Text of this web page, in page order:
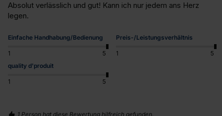
Absolut verlässlich und gut! Kann ich nur jedem ans Herz
legen.
Einfache Handhabung/Bedienung
1 5
Preis-/Leistungsverhältnis
1
5
quality d'produit
1 5
1 Person hat diese Bewertung hilfreich gefunden.